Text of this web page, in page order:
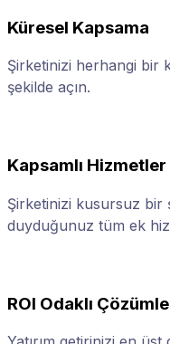
Küresel Kapsama
Şirketinizi herhangi bir
şekilde açın.
Kapsamlı Hizmetler
Şirketinizi kusursuz bir
duyduğunuz tüm ek
ROI Odaklı